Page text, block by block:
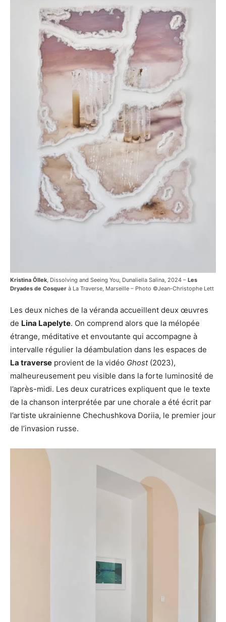
Kristina Õllek , Dissolving and Seeing You, Dunaliella Salina, 2024 – Les
Dryades de Cosquer à La Traverse, Marseille – Photo ©Jean-Christophe Lett
Les deux niches de la véranda accueillent deux œuvres
de Lina Lapelyte. On comprend alors que la mélopée
étrange, méditative et envoutante qui accompagne à
intervalle régulier la déambulation dans les espaces de
La traverse provient de la vidéo Ghost(2023),
malheureusement peu visible dans la forte luminosité de
l’après-midi. Les deux curatrices expliquent que le texte
de la chanson interprétée par une chorale a été écrit par
l’artiste ukrainienne Chechushkova Doriia, le premier jour
de l’invasion russe.